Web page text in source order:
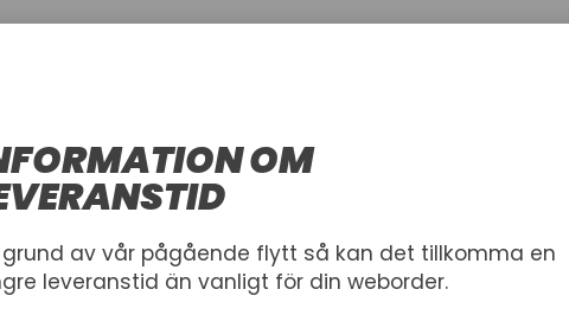
NGK AB7
Artnr.
107,00 kr
Inkl. moms
OM
grund av vår pågående flytt så kan det tillkomma en
leveranstid än vanligt för din weborder.